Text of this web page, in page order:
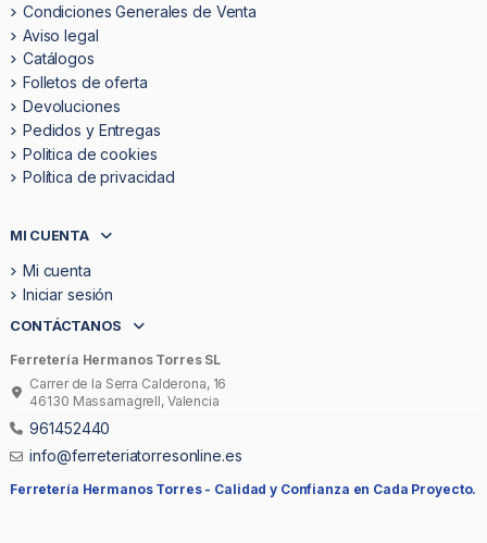
Condiciones Generales de Venta
Aviso legal
Catálogos
Folletos de oferta
Devoluciones
Pedidos y Entregas
Politica de cookies
Política de privacidad
MI CUENTA
Mi cuenta
Iniciar sesión
CONTÁCTANOS
Ferretería Hermanos Torres SL
Carrer de la Serra Calderona, 16
46130 Massamagrell, Valencia
961452440
info@ferreteriatorresonline.es
Ferretería Hermanos Torres - Calidad y Confianza en Cada Proyecto.